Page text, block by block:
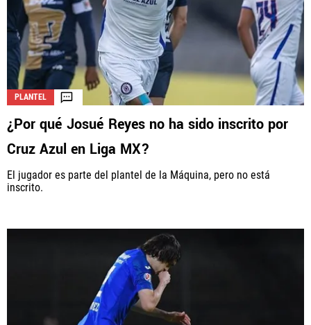
PLANTEL
¿Por qué Josué Reyes no ha sido inscrito por
Cruz Azul en Liga MX?
El jugador es parte del plantel de la Máquina, pero no está
inscrito.